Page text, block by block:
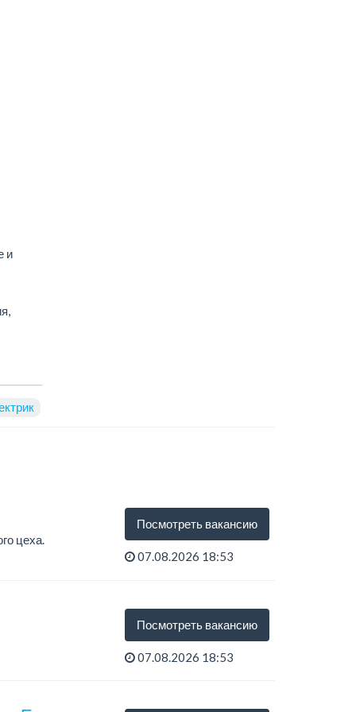
и
цеха.
Посмотреть вакансию
07.08.2026 18:53
Посмотреть вакансию
07.08.2026 18:53